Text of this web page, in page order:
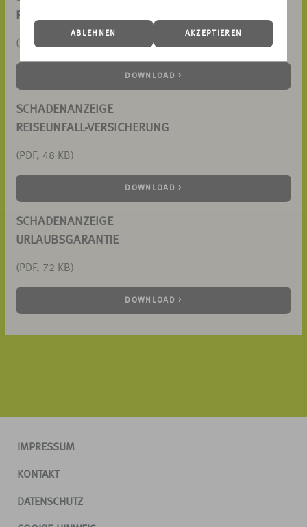
ABLEHNEN AKZEPTIEREN
REISERÜCKTRITTS-VERSICHERUNG
(PDF, 73 KB)
DOWNLOAD >
SCHADENANZEIGE
REISEUNFALL-VERSICHERUNG
(PDF, 48 KB)
DOWNLOAD >
SCHADENANZEIGE
URLAUBSGARANTIE
(PDF, 72 KB)
DOWNLOAD >
IMPRESSUM
KONTAKT
DATENSCHUTZ